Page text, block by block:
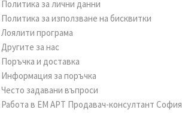
Политика за лични данни
Политика за използване на бисквитки
Лоялити програма
Другите за нас
Поръчка и доставка
Информация за поръчка
Често задавани въпроси
Работа в ЕМ АРТ Продавач-консултант София